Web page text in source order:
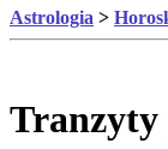
Astrologia >
Tranzyty